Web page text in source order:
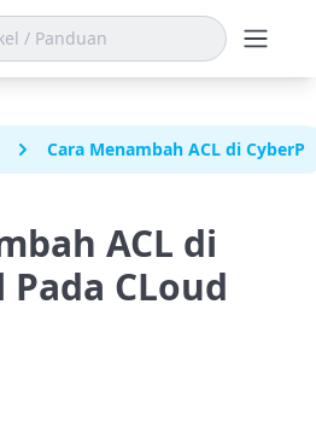
Cara Menambah ACL di
ACL di
CLoud